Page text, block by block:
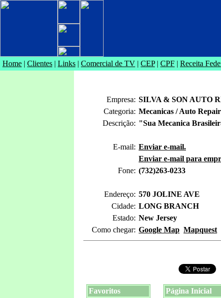
Home | Clientes | Links | Comercial de TV | CEP| CPF | Receita
Empresa: SILVA & SON AUTO
Categoria: Mecanicas / Auto Repair
Descrição: "Sua Mecanica
E-mail: Enviar e-mail.
Enviar e-mail para
Fone: (732)263-0233
Endereço: 570 JOLINE AVE
Cidade: LONG BRANCH
Estado: New Jersey
Como chegar: Google Map Mapquest
Favoritos
Página Inicial